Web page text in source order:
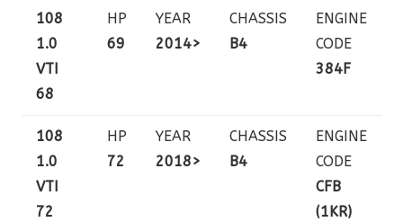
108
1.0
VTI
68
HP
69
YEAR
2014>
CHASSIS
B4
ENGINE
CODE
384F
108
1.0
VTI
72
HP
72
YEAR
2018>
CHASSIS
B4
ENGINE
CODE
CFB
(1KR)